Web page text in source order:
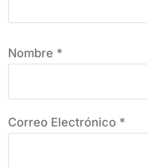
Nombre *
Correo Electrónico *